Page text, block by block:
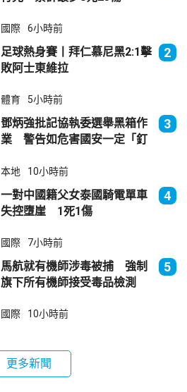
國際 6小時前
足球熱身賽丨拜仁慕尼黑2:1擊
敗阿士東維拉
2
體育 5小時前
鄧炳強批記協執委選舉黑箱作
業 警告如危害國安一定「釘
3
本地 10小時前
一對中國籍父女泰國騎電單車
失控墮崖 1死1傷
4
國際 7小時前
馬航就有機師涉毒被捕 強制
旗下所有機師接受毒品檢測
5
國際 10小時前
更多新聞